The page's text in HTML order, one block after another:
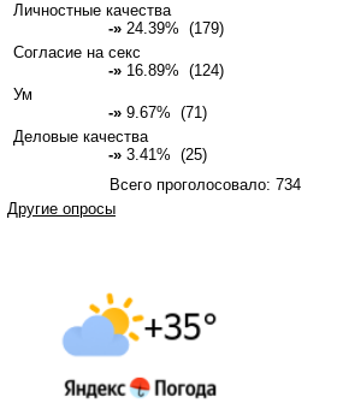
Личностные качества
-» 24.39% (179)
Согласие на секс
-» 16.89% (124)
Ум
-» 9.67% (71)
Деловые качества
-» 3.41% (25)
Всего проголосовало: 734
Другие опросы